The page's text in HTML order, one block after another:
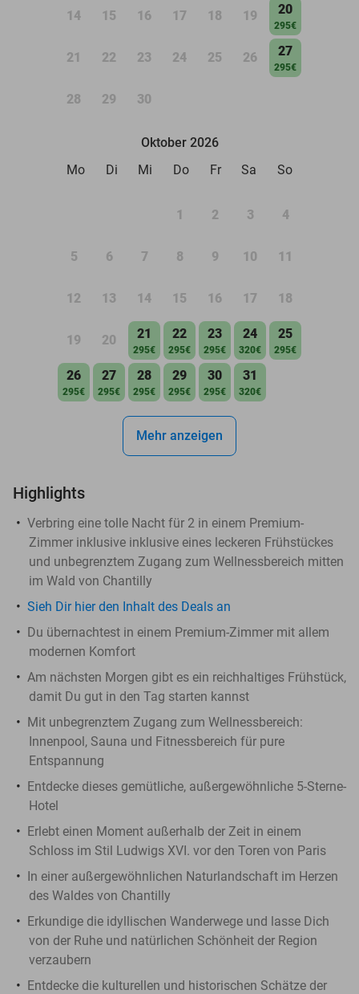
14 15 16 17 18 19 20
295€
21 22 23 24 25 26 27
295€
28 29 30
Oktober 2026
Mo
Di Mi Do Fr Sa So
1 2 3 4
5 6 7 8 9 10 11
12 13 14 15 16 17 18
19 20 21
295€
22
295€
23
295€
24
320€
25
295€
26
295€
27
295€
28
295€
29
295€
30
295€
31
320€
Mehr anzeigen
Highlights
Verbring eine tolle Nacht für 2 in einem Premium-
Zimmer inklusive inklusive eines leckeren Frühstückes
und unbegrenztem Zugang zum Wellnessbereich mitten
im Wald von Chantilly
Sieh Dir hier den Inhalt des Deals an
Du übernachtest in einem Premium-Zimmer mit allem
modernen Komfort
Am nächsten Morgen gibt es ein reichhaltiges Frühstück,
damit Du gut in den Tag starten kannst
Mit unbegrenztem Zugang zum Wellnessbereich:
Innenpool, Sauna und Fitnessbereich für pure
Entspannung
Entdecke dieses gemütliche, außergewöhnliche 5-Sterne-
Hotel
Erlebt einen Moment außerhalb der Zeit in einem
Schloss im Stil Ludwigs XVI. vor den Toren von Paris
In einer außergewöhnlichen Naturlandschaft im Herzen
des Waldes von Chantilly
Erkundige die idyllischen Wanderwege und lasse Dich
von der Ruhe und natürlichen Schönheit der Region
verzaubern
Entdecke die kulturellen und historischen Schätze der